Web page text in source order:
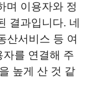
며 이용자와 정
결과입니다. 네
산서비스 등 여
를 연결해 주
높게 산 것 같